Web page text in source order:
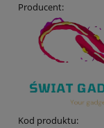
Producent:
Kod produktu: